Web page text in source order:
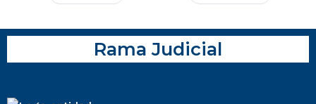
Rama Judicial